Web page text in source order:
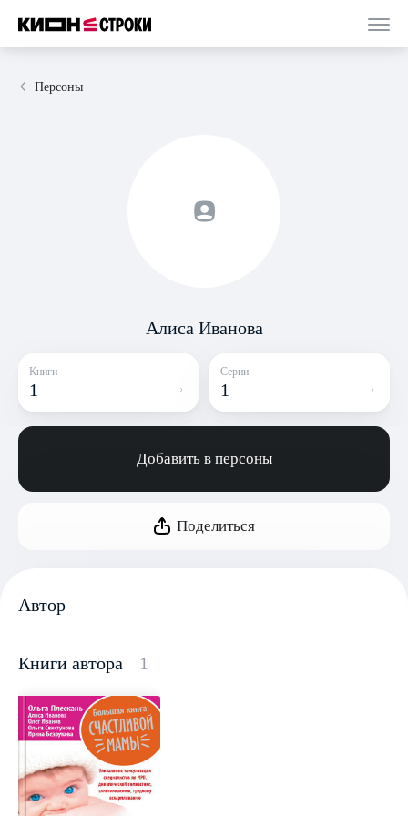
Персоны
Алиса Иванова
Книги
1
Серии
1
Добавить в персоны
Поделиться
Автор
Книги автора 1